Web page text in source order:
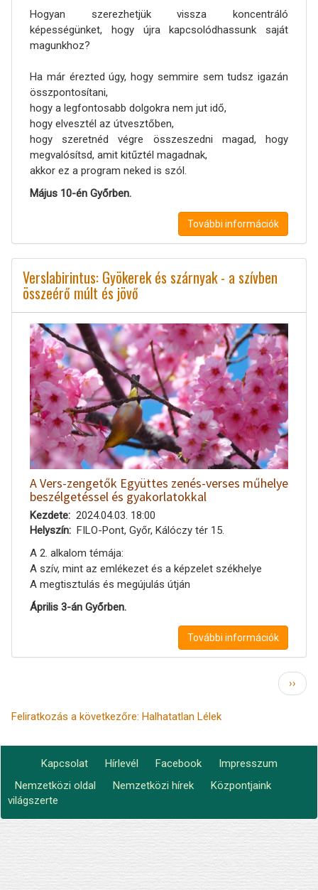
Hogyan szerezhetjük vissza koncentráló
képességünket, hogy újra kapcsolódhassunk saját
magunkhoz?
Ha már érezted úgy, hogy semmire sem tudsz igazán
összpontosítani,
hogy a legfontosabb dolgokra nem jut idő,
hogy elvesztél az útvesztőben,
hogy szeretnéd végre összeszedni magad, hogy
megvalósítsd, amit kitűztél magadnak,
akkor ez a program neked is szól.
Május 10-én Győrben.
További információk
Verslabirintus: Gyökerek és szárnyak - a szívben
összeérő múlt és jövő
A Vers-zengetők Együttes zenés-verses műhelye
beszélgetéssel és gyakorlatokkal
Kezdete
2024.04.03. 18:00
Helyszín
FILO-Pont, Győr, Kálóczy tér 15.
A 2. alkalom témája:
A szív, mint az emlékezet és a képzelet székhelye
A megtisztulás és megújulás útján
Április 3-án Győrben.
További információk
oldal
››
Feliratkozás a következőre: Halhatatlan Lélek
Footer
menu
Kapcsolat Hírlevél Facebook Impresszum
Lábléc2
Nemzetközi oldal Nemzetközi hírek
Központjaink
világszerte